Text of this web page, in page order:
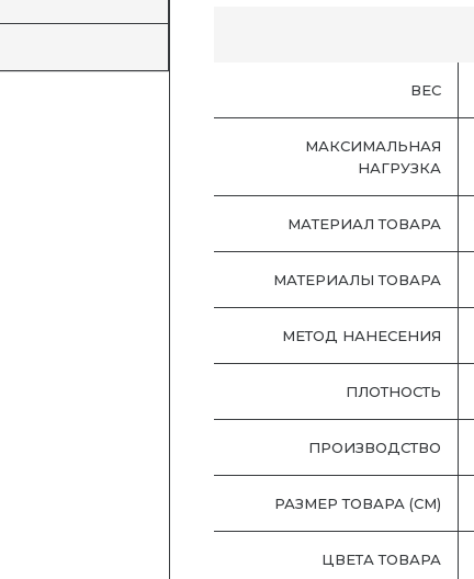
ВЕС
МАКСИМАЛЬНАЯ
НАГРУЗКА
МАТЕРИАЛ ТОВАРА
МАТЕРИАЛЫ ТОВАРА
МЕТОД НАНЕСЕНИЯ
ПЛОТНОСТЬ
ПРОИЗВОДСТВО
РАЗМЕР ТОВАРА (СМ)
ЦВЕТА ТОВАРА